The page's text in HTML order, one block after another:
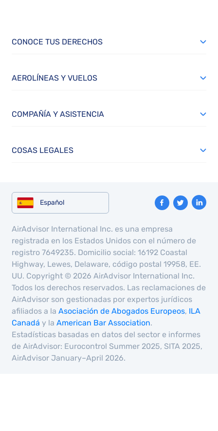
CONOCE TUS DERECHOS
AEROLÍNEAS Y VUELOS
COMPAÑÍA Y ASISTENCIA
COSAS LEGALES
Español
AirAdvisor International Inc. es una empresa
registrada en los Estados Unidos con el número de
registro 7649235. Domicilio social: 16192 Coastal
Highway, Lewes, Delaware, código postal 19958, EE.
UU. Copyright © 2026 AirAdvisor International Inc.
Todos los derechos reservados. Las reclamaciones de
AirAdvisor son gestionadas por expertos jurídicos
afiliados a la Asociación de Abogados Europeos, ILA
Canadá y la American Bar Association.
Estadísticas basadas en datos del sector e informes
de AirAdvisor: Eurocontrol Summer 2025, SITA 2025,
AirAdvisor January–April 2026.